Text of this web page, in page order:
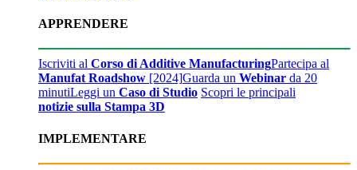
APPRENDERE
Iscriviti al Corso di Additive ManufacturingPartecipa al
Manufat Roadshow [2024]Guarda un Webinar da 20
minutiLeggi un Caso di Studio Scopri le principali
notizie sulla Stampa 3D
IMPLEMENTARE